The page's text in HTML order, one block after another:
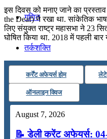
गणित
तर्कशक्ति
कंप्यूटर
इस दिवस को मनाए जाने का
the Deaf) ने रखा था. सांकेतिक
लिए संयुक्त राष्ट्र महासभा ने 23
घोषित किया था. 2018 में पहली बार
कर्रेंट अफेयर्स होम
ऑनलाइन क्विज
August 7, 2026
📝 डेली करेंट अफेयर्स: